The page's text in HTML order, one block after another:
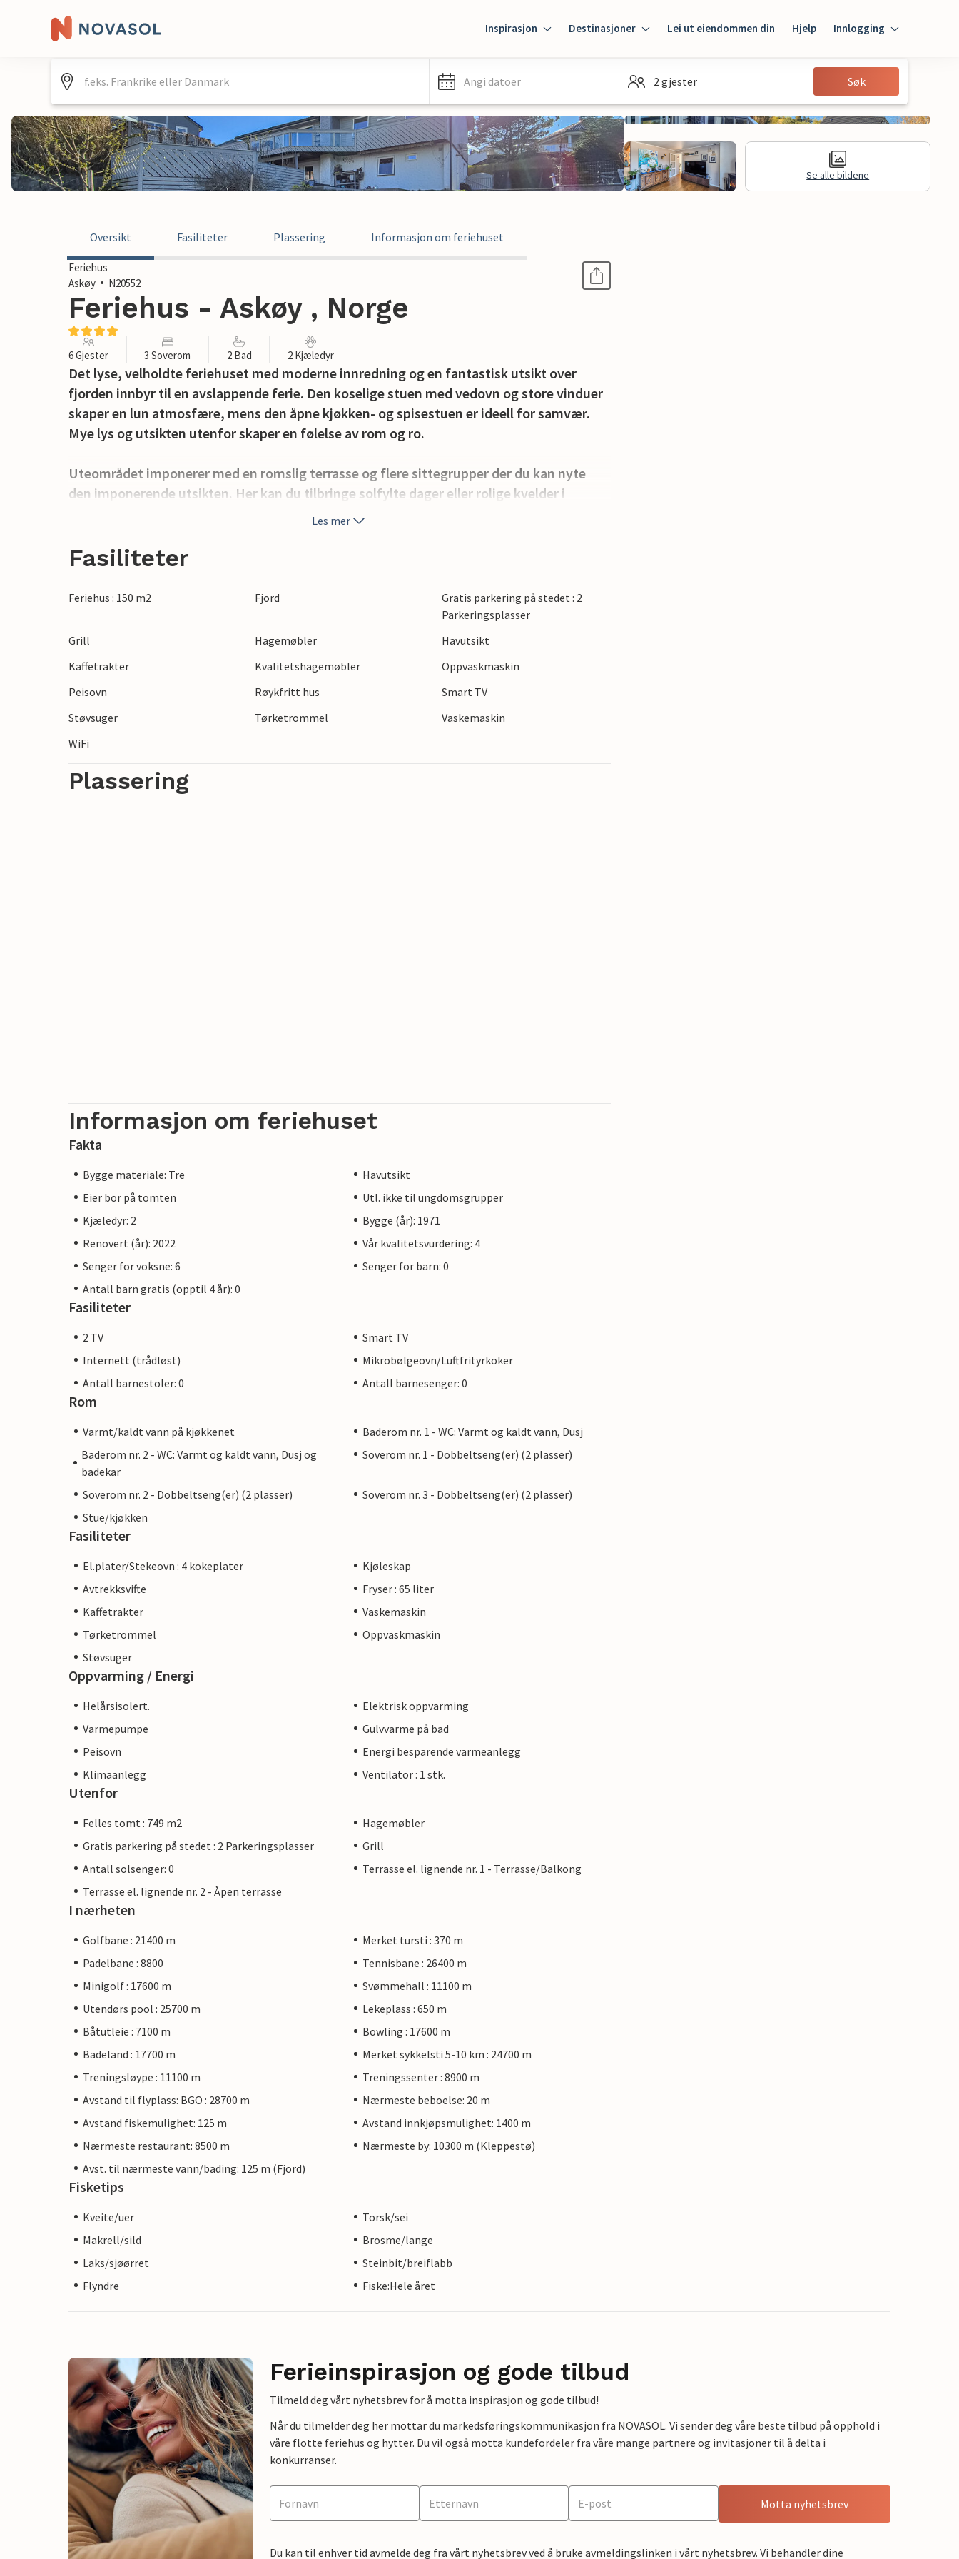
Inspirasjon Destinasjoner Lei ut eiendommen din Hjelp Innlogging
Innlogging
Gjest
Angi datoer 2 gjester Søk
Se alle bildene
Oversikt Fasiliteter Plassering Informasjon om feriehuset
Feriehus
Askøy
N20552
Feriehus - Askøy , Norge
6 Gjester 3 Soverom 2 Bad 2 Kjæledyr
Det lyse, velholdte feriehuset med moderne innredning og en fantastisk utsikt over
fjorden innbyr til en avslappende ferie. Den koselige stuen med vedovn og store vinduer
skaper en lun atmosfære, mens den åpne kjøkken- og spisestuen er ideell for samvær.
Mye lys og utsikten utenfor skaper en følelse av rom og ro.
Uteområdet imponerer med en romslig terrasse og flere sittegrupper der du kan nyte
den imponerende utsikten. Her kan du tilbringe solfylte dager eller rolige kvelder i
avslappede omgivelser. Nærheten til naturen gir også gode muligheter for fiske og
bare en kort kjøretur unna, og det samme gjør Bergen med severdigheter som Bryggen,
Les mer
Fasiliteter
Feriehus : 150 m2 Fjord
Gratis parkering på stedet : 2
Parkeringsplasser
Grill
Hagemøbler
Havutsikt
Kaffetrakter
Kvalitetshagemøbler
Oppvaskmaskin
Peisovn
Røykfritt hus
Smart TV
Støvsuger
Tørketrommel
Vaskemaskin
WiFi
Plassering
Informasjon om feriehuset
Fakta
Bygge materiale: Tre
Havutsikt
Eier bor på tomten
Utl. ikke til ungdomsgrupper
Kjæledyr: 2
Bygge (år): 1971
Renovert (år): 2022
Vår kvalitetsvurdering: 4
Senger for voksne: 6
Senger for barn: 0
Antall barn gratis (opptil 4 år): 0
Fasiliteter
2 TV
Smart TV
Internett (trådløst)
Mikrobølgeovn/Luftfrityrkoker
Antall barnestoler: 0
Antall barnesenger: 0
Rom
Varmt/kaldt vann på kjøkkenet
Baderom nr. 1 - WC: Varmt og kaldt vann, Dusj
Baderom nr. 2 - WC: Varmt og kaldt vann, Dusj og
badekar
Soverom nr. 1 - Dobbeltseng(er) (2 plasser)
Soverom nr. 2 - Dobbeltseng(er) (2 plasser)
Soverom nr. 3 - Dobbeltseng(er) (2 plasser)
Stue/kjøkken
Fasiliteter
El.plater/Stekeovn : 4 kokeplater
Kjøleskap
Avtrekksvifte
Fryser : 65 liter
Kaffetrakter
Vaskemaskin
Tørketrommel
Oppvaskmaskin
Støvsuger
Oppvarming / Energi
Helårsisolert.
Elektrisk oppvarming
Varmepumpe
Gulvvarme på bad
Peisovn
Energi besparende varmeanlegg
Klimaanlegg
Ventilator : 1 stk.
Utenfor
Felles tomt : 749 m2
Hagemøbler
Gratis parkering på stedet : 2 Parkeringsplasser
Grill
Antall solsenger: 0
Terrasse el. lignende nr. 1 - Terrasse/Balkong
Terrasse el. lignende nr. 2 - Åpen terrasse
I nærheten
Golfbane : 21400 m
Merket tursti : 370 m
Padelbane : 8800
Tennisbane : 26400 m
Minigolf : 17600 m
Svømmehall : 11100 m
Utendørs pool : 25700 m
Lekeplass : 650 m
Båtutleie : 7100 m
Bowling : 17600 m
Badeland : 17700 m
Merket sykkelsti 5-10 km : 24700 m
Treningsløype : 11100 m
Treningssenter : 8900 m
Avstand til flyplass: BGO : 28700 m
Nærmeste beboelse: 20 m
Avstand fiskemulighet: 125 m
Avstand innkjøpsmulighet: 1400 m
Nærmeste restaurant: 8500 m
Nærmeste by: 10300 m (Kleppestø)
Avst. til nærmeste vann/bading: 125 m (Fjord)
Fisketips
Kveite/uer
Torsk/sei
Makrell/sild
Brosme/lange
Laks/sjøørret
Steinbit/breiflabb
Flyndre
Fiske:Hele året
Ferieinspirasjon og gode tilbud
Tilmeld deg vårt nyhetsbrev for å motta inspirasjon og gode tilbud!
Når du tilmelder deg her mottar du markedsføringskommunikasjon fra NOVASOL. Vi sender deg våre beste tilbud på opphold i
våre flotte feriehus og hytter. Du vil også motta kundefordeler fra våre mange partnere og invitasjoner til å delta i
konkurranser.
Motta nyhetsbrev
Du kan til enhver tid avmelde deg fra vårt nyhetsbrev ved å bruke avmeldingslinken i vårt nyhetsbrev. Vi behandler dine